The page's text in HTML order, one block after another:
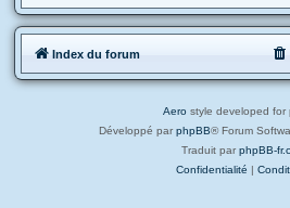
Index du forum
Aero style developed for
Développé par phpBB® Forum
Traduit par phpBB-
Confidentialité |